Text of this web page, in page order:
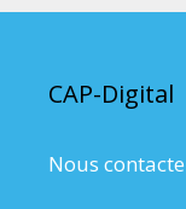
t
s
CAP-Digital
Nous